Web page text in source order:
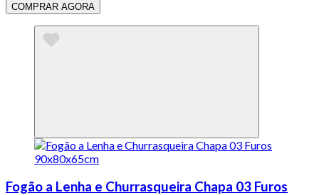
COMPRAR AGORA
Fogão a Lenha e Churrasqueira Chapa 03 Furos